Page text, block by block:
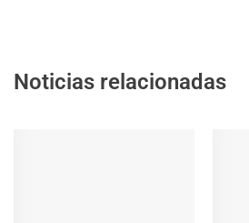
Noticias relacionadas